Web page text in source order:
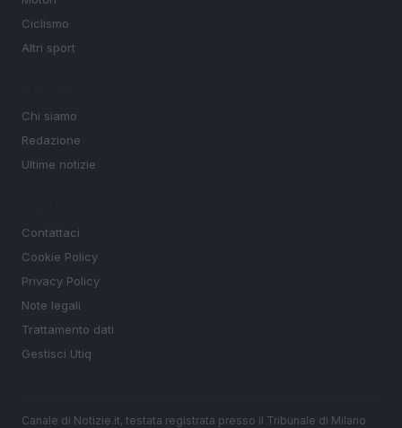
Ciclismo
Altri sport
Chi siamo
Redazione
Ultime notizie
Contattaci
Cookie Policy
Privacy Policy
Note legali
Trattamento dati
Gestisci Utiq
Canale di Notizie.it, testata registrata presso il Tribunale di Milano